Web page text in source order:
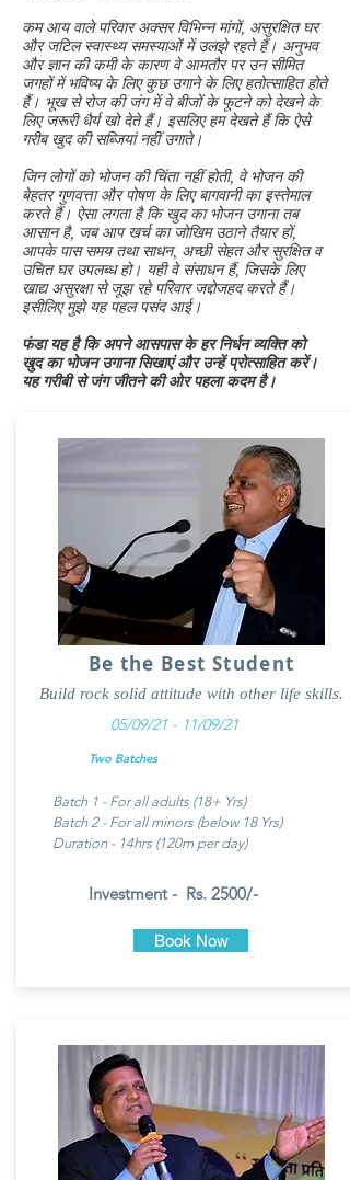
कम आय वाले परिवार अक्सर विभिन्न मांगों, असुरक्षित घर
और जटिल स्वास्थ्य समस्याओं में उलझे रहते हैं। अनुभव
और ज्ञान की कमी के कारण वे आमतौर पर उन सीमित
जगहों में भविष्य के लिए कुछ उगाने के लिए हतोत्साहित होते
हैं। भूख से रोज की जंग में वे बीजों के फूटने को देखने के
लिए जरूरी धैर्य खो देते हैं। इसलिए हम देखते हैं कि ऐसे
गरीब खुद की सब्जियां नहीं उगाते।
जिन लोगों को भोजन की चिंता नहीं होती, वे भोजन की
बेहतर गुणवत्ता और पोषण के लिए बागवानी का इस्तेमाल
करते हैं। ऐसा लगता है कि खुद का भोजन उगाना तब
आसान है, जब आप खर्च का जोखिम उठाने तैयार हों,
आपके पास समय तथा साधन, अच्छी सेहत और सुरक्षित व
उचित घर उपलब्ध हो। यही वे संसाधन हैं, जिसके लिए
खाद्य असुरक्षा से जूझ रहे परिवार जद्दोजहद करते हैं।
इसीलिए मुझे यह पहल पसंद आई।
फंडा यह है कि अपने आसपास के हर निर्धन व्यक्ति को
खुद का भोजन उगाना सिखाएं और उन्हें प्रोत्साहित करें।
यह गरीबी से जंग जीतने की ओर पहला कदम है।
Be the Best Student
Build rock solid attitude with other life skills.
05/09/21 - 11/09/21
Two Batches
Batch 1 - For all adults (18+ Yrs)
Batch 2 - For all minors (below 18 Yrs)
Duration - 14hrs (120m per day)
Investment - Rs. 2500/-
Book Now